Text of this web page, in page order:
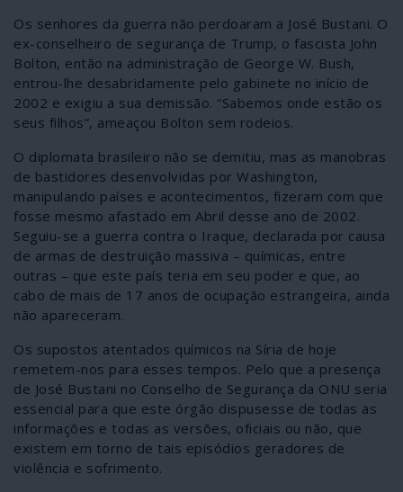
Os senhores da guerra não perdoaram a José Bustani. O
ex-conselheiro de segurança de Trump, o fascista John
Bolton, então na administração de George W. Bush,
entrou-lhe desabridamente pelo gabinete no início de
2002 e exigiu a sua demissão. “Sabemos onde estão os
seus filhos”, ameaçou Bolton sem rodeios.
O diplomata brasileiro não se demitiu, mas as manobras
de bastidores desenvolvidas por Washington,
manipulando países e acontecimentos, fizeram com que
fosse mesmo afastado em Abril desse ano de 2002.
Seguiu-se a guerra contra o Iraque, declarada por causa
de armas de destruição massiva – químicas, entre
outras – que este país teria em seu poder e que, ao
cabo de mais de 17 anos de ocupação estrangeira, ainda
não apareceram.
Os supostos atentados químicos na Síria de hoje
remetem-nos para esses tempos. Pelo que a presença
de José Bustani no Conselho de Segurança da ONU seria
essencial para que este órgão dispusesse de todas as
informações e todas as versões, oficiais ou não, que
existem em torno de tais episódios geradores de
violência e sofrimento.